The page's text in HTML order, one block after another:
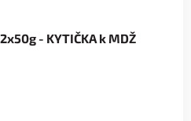
- KYTIČKA k MDŽ